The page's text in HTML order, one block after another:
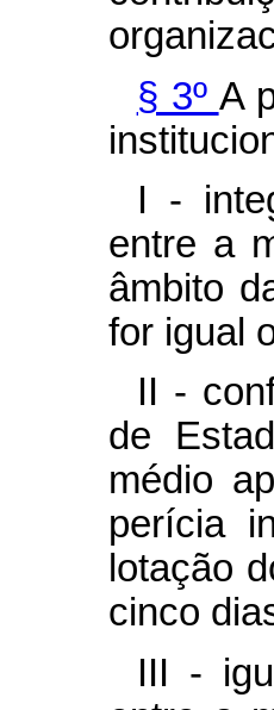
§ 3º A
I -
entre a
âmbito
for igual
II -
de
médio
perícia
lotação
cinco
III -